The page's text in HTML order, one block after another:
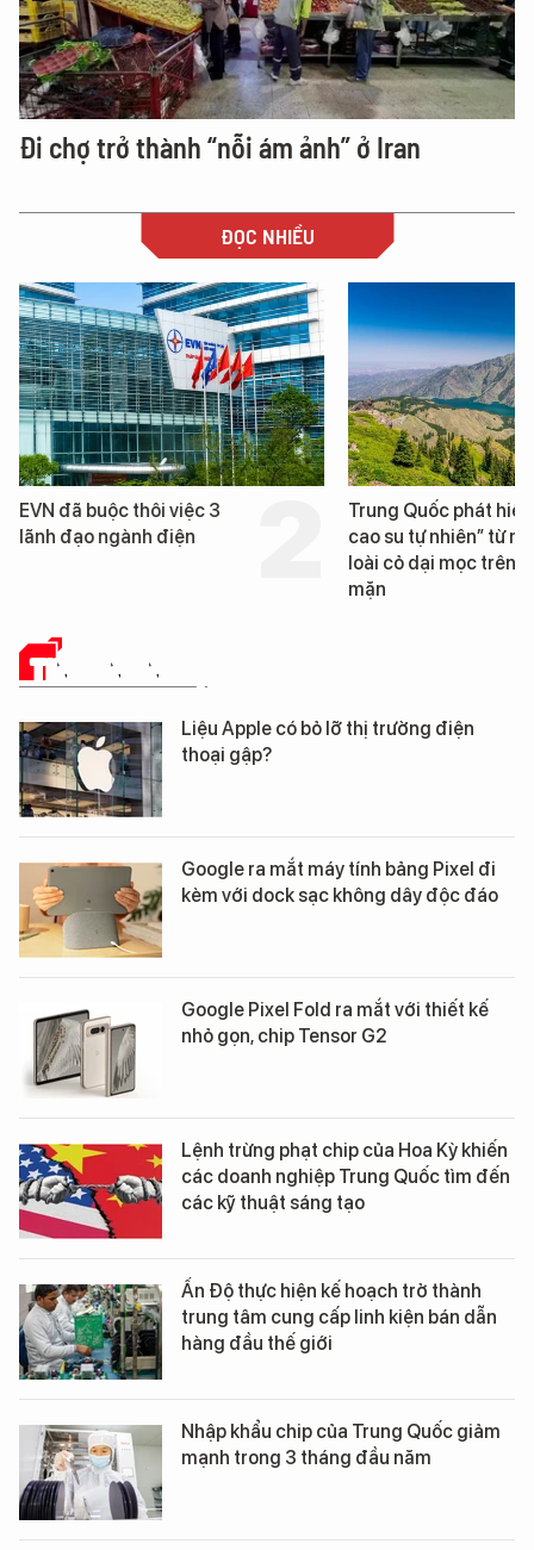
Đi chợ trở thành “nỗi ám ảnh” ở Iran
ĐỌC NHIỀU
EVN đã buộc thôi việc 3
lãnh đạo ngành điện
Trung Quốc phát hiện
cao su tự nhiên” từ
loài cỏ dại mọc trên
mặn
TIN CÔNG NGHỆ
Liệu Apple có bỏ lỡ thị trường điện
thoại gập?
Google ra mắt máy tính bảng Pixel đi
kèm với dock sạc không dây độc đáo
Google Pixel Fold ra mắt với thiết kế
nhỏ gọn, chip Tensor G2
Lệnh trừng phạt chip của Hoa Kỳ khiến
các doanh nghiệp Trung Quốc tìm đến
các kỹ thuật sáng tạo
Ấn Độ thực hiện kế hoạch trở thành
trung tâm cung cấp linh kiện bán dẫn
hàng đầu thế giới
Nhập khẩu chip của Trung Quốc giảm
mạnh trong 3 tháng đầu năm